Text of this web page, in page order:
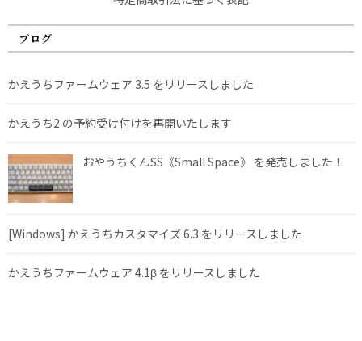
ブログ
かえうちファームウェア 3.5 をリリースしました
かえうち2 の予約受け付けを再開いたします
おやうちくんSS《Small Space》 を発売しました！
[Windows] かえうちカスタマイズ 6.3 をリリースしました
かえうちファームウェア 4.1β をリリースしました